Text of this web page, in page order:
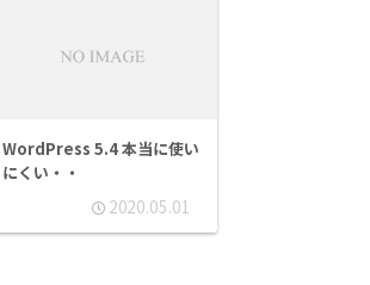
WordPress 5.4 本当に使い
にくい・・
2020.05.01